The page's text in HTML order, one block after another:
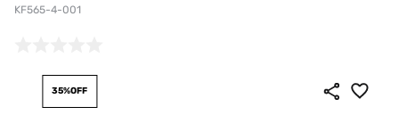
KF565-4-001
35%OFF